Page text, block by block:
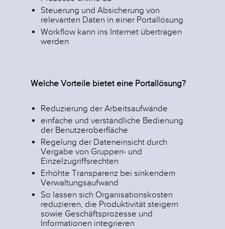
Steuerung und Absicherung von
relevanten Daten in einer Portallösung
Workflow kann ins Internet übertragen
werden
Welche Vorteile bietet eine Portallösung?
Reduzierung der Arbeitsaufwände
einfache und verständliche Bedienung
der Benutzeroberfläche
Regelung der Dateneinsicht durch
Vergabe von Gruppen- und
Einzelzugriffsrechten
Erhöhte Transparenz bei sinkendem
Verwaltungsaufwand
So lassen sich Organisationskosten
reduzieren, die Produktivität steigern
sowie Geschäftsprozesse und
Informationen integrieren